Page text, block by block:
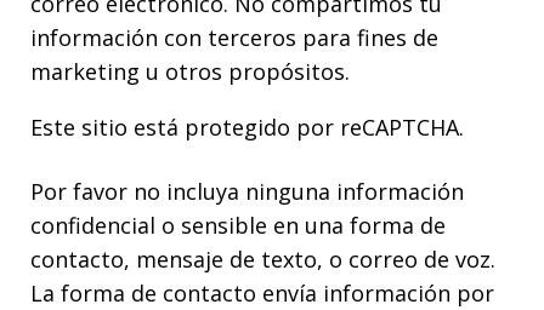
información con terceros para fines de
marketing u otros propósitos.
Este sitio está protegido por reCAPTCHA.
Por favor no incluya ninguna información
confidencial o sensible en una forma de
contacto, mensaje de texto, o correo de voz.
La forma de contacto envía información por